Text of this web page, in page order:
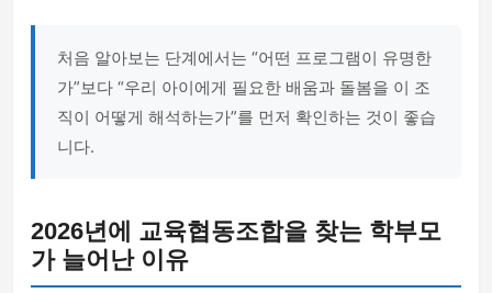
처음 알아보는 단계에서는 “어떤 프로그램이 유명한
가”보다 “우리 아이에게 필요한 배움과 돌봄을 이 조
직이 어떻게 해석하는가”를 먼저 확인하는 것이 좋습
니다.
2026년에 교육협동조합을 찾는 학부모
가 늘어난 이유